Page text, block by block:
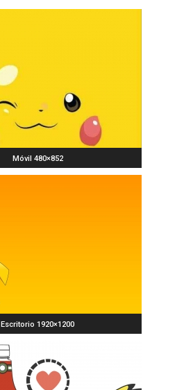
Móvil 480×852
Escritorio 1920×1200